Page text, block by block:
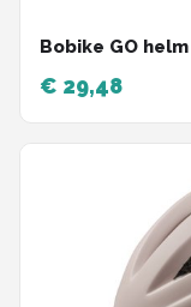
Bobike GO
€ 29,48